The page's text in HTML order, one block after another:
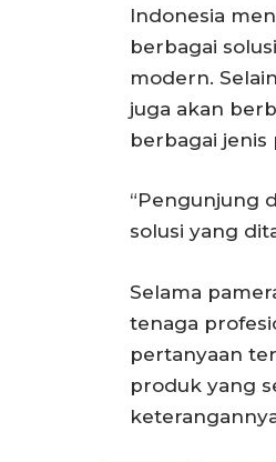
Indonesia
berbagai
modern.
juga akan
berbagai
“Pengunjung
solusi yang
Selama
tenaga
pertanyaan
produk yang